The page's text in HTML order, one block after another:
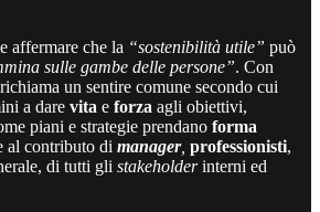
affermare che la “sostenibilità utile” può
sulle gambe delle persone”. Con
un sentire comune secondo cui
a dare vita e forza agli obiettivi,
piani e strategie prendano forma
al contributo di manager, professionisti,
di tutti gli stakeholderinterni ed